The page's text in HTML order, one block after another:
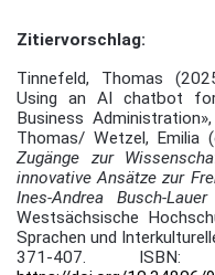
Zitiervorschlag:
Tinnefeld, Thomas
Using an AI chatbot
Business
Thomas/ Wetzel, Emilia
Zugänge zur
innovative Ansätze zur
Ines-Andrea Busch-
Westsächsische
Sprachen und
371-407.
ISBN: